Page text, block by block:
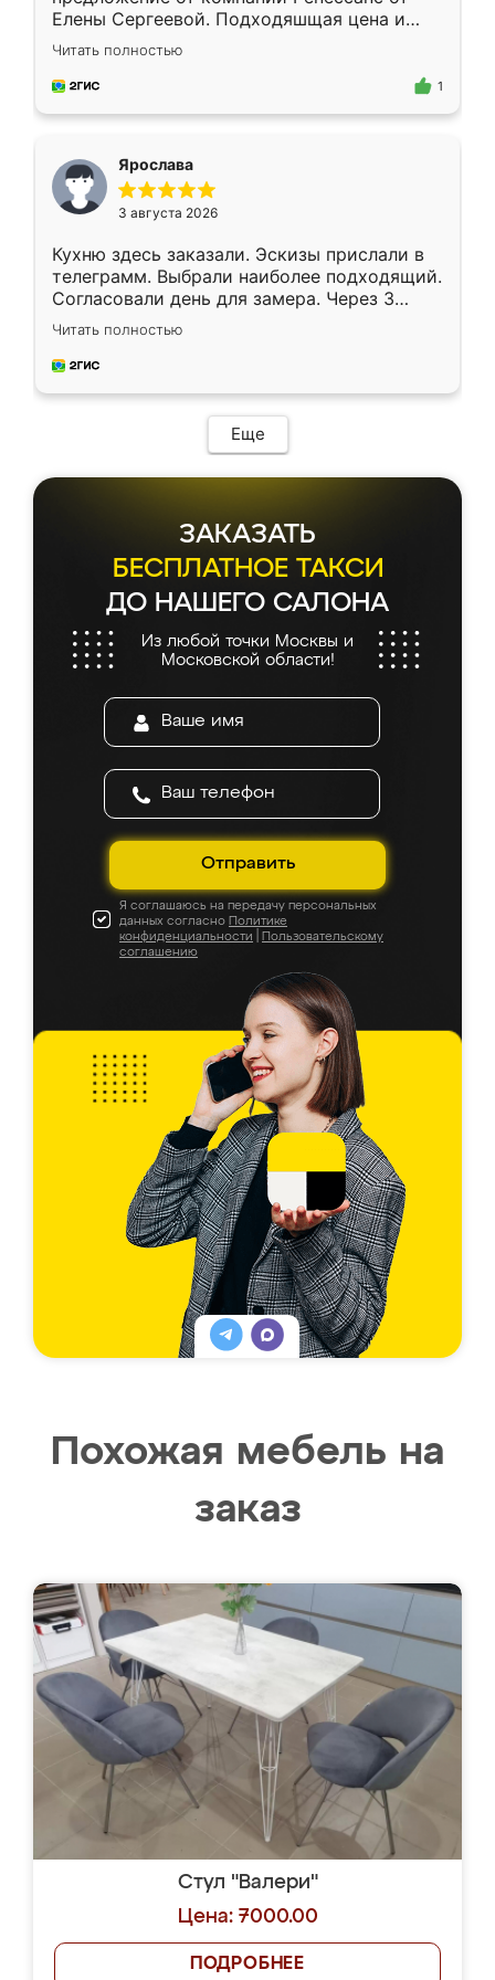
Елены Сергеевой. Подходяшщая цена и
короткие сроки изготовления. Приехавший
для замера сотрудник Владислав
предложил по моему эскизу самый
Читать полностью
1
Ярослава
3 августа 2026
Кухню здесь заказали. Эскизы прислали в
телеграмм. Выбрали наиболее подходящий.
Согласовали день для замера. Через 3
недели кухня была уже готова. Остались
довольны работой. Спасибо Ренессанс
мебель за качественную работу!
Читать полностью
Еще
ЗАКАЗАТЬ
БЕСПЛАТНОЕ ТАКСИ
ДО НАШЕГО САЛОНА
Из любой точки Москвы и
Московской области!
Отправить
Я соглашаюсь на передачу персональных
данных согласно Политике
конфиденциальности
Пользовательскому
соглашению
Похожая мебель на
заказ
Стул "Валери"
Цена: 7000.00
ПОДРОБНЕЕ